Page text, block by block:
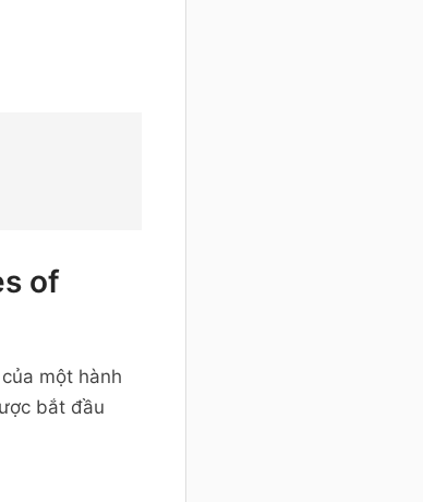
of
một hành
bắt đầu